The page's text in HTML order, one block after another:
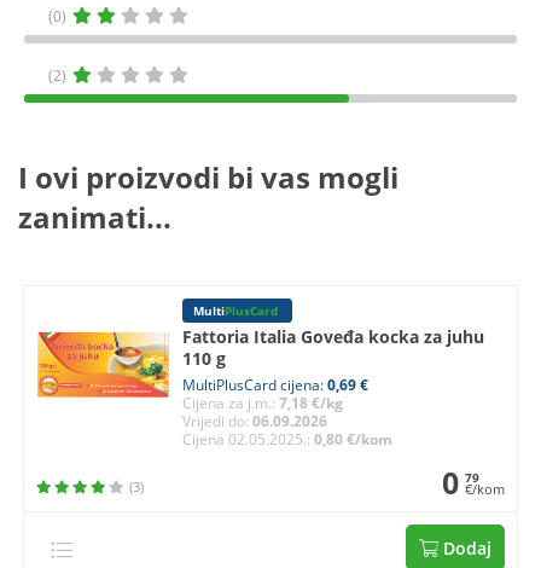
(0)
(2)
I ovi proizvodi bi vas mogli
zanimati...
MultiPlusCard
Fattoria Italia Goveđa kocka za juhu
110 g
MultiPlusCard cijena:0,69 €
Cijena za j.m.: 7,18 €/kg
Vrijedi do: 06.09.2026
Cijena 02.05.2025.: 0,80 €/kom
(3) 0 79
€/kom
Dodaj